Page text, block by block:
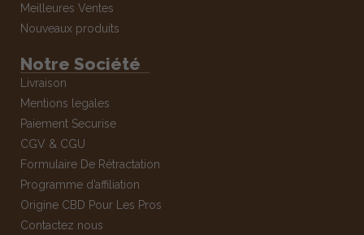
Meilleures Ventes
Nouveaux produits
Notre Société
Livraison
Mentions legales
Paiement Securise
CGV & CGU
Formulaire De Rétractation
Programme d’affiliation
Origine CBD Pour Les Pros
Contactez nous